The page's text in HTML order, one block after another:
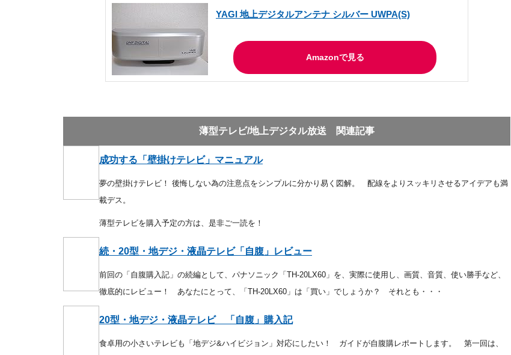
YAGI 地上デジタルアンテナ シルバー UWPA(S)
Amazonで見る
薄型テレビ/地上デジタル放送 関連記事
成功する「壁掛けテレビ」マニュアル
夢の壁掛けテレビ！ 後悔しない為の注意点をシンプルに分かり易く図解。 配線をよりスッキリさせるアイデアも満
載デス。
薄型テレビを購入予定の方は、是非ご一読を！
続・20型・地デジ・液晶テレビ「自腹」レビュー
前回の「自腹購入記」の続編として、パナソニック「TH-20LX60」を、実際に使用し、画質、音質、使い勝手など、
徹底的にレビュー！ あなたにとって、「TH-20LX60」は「買い」でしょうか？ それとも・・・
20型・地デジ・液晶テレビ 「自腹」購入記
食卓用の小さいテレビも「地デジ&ハイビジョン」対応にしたい！ ガイドが自腹購レポートします。 第一回は、